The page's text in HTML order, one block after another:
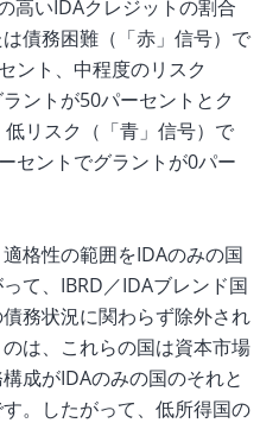
高いIDAクレジットの割合
債務困難（「赤」信号）で
ント、中程度のリスク
ントが50パーセントとク
リスク（「青」信号）で
セントでグラントが0パー
格性の範囲をIDAのみの国
て、IBRD／IDAブレンド国
務状況に関わらず除外され
は、これらの国は資本市場
成がIDAのみの国のそれと
。したがって、低所得国の